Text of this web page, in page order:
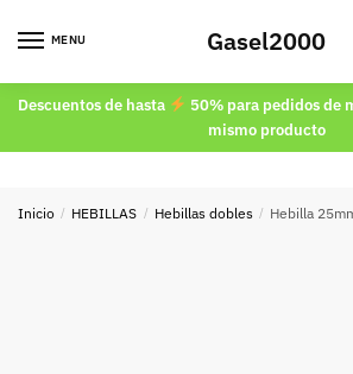
MENU Gasel2000
Descuentos de hasta
50% para pedidos de
mismo producto
Inicio / HEBILLAS / Hebillas dobles / Hebilla